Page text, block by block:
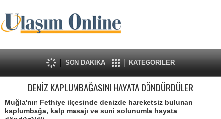
SON DAKİKA KATEGORİLER
DENİZ KAPLUMBAĞASINI HAYATA DÖNDÜRDÜLER
Muğla'nın Fethiye ilçesinde denizde hareketsiz bulunan
kaplumbağa, kalp masajı ve suni solunumla hayata